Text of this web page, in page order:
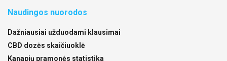
Naudingos nuorodos
Dažniausiai užduodami klausimai
CBD dozės skaičiuoklė
Kanapių pramonės statistika